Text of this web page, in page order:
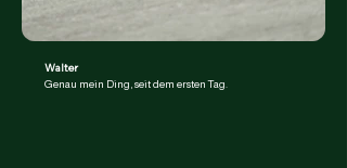
Walter
Genau mein Ding, seit dem ersten Tag.